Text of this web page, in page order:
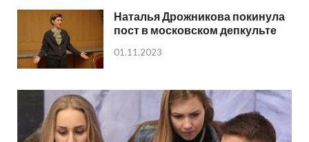
Наталья Дрожникова покинула
пост в московском депкульте
01.11.2023